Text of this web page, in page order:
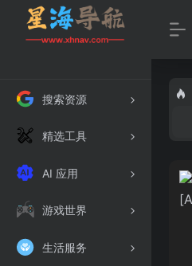
搜索资源
精选工具
AI 应用
游戏世界
生活服务